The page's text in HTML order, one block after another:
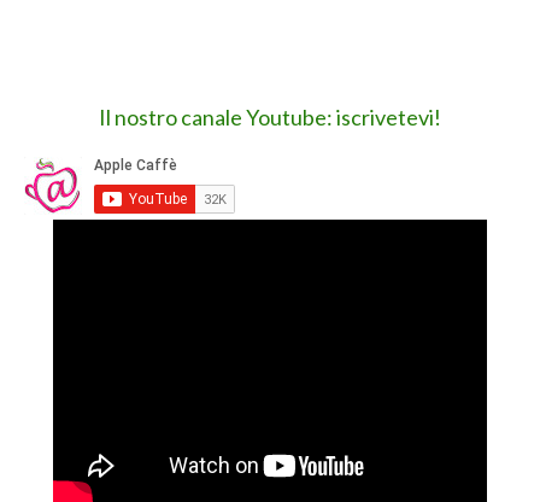
Il nostro canale Youtube: iscrivetevi!